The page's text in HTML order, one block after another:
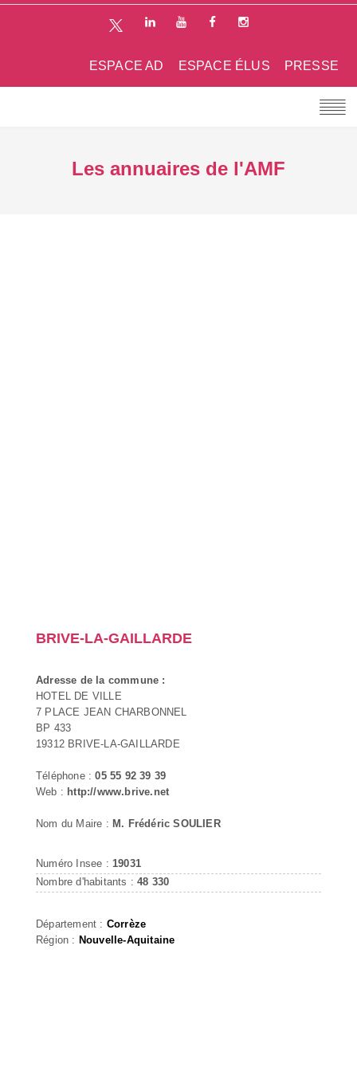
PRESSE
ESPACE ÉLUS
ESPACE AD
Les annuaires de l'AMF
BRIVE-LA-GAILLARDE
Adresse de la commune :
HOTEL DE VILLE
7 PLACE JEAN CHARBONNEL
BP 433
19312 BRIVE-LA-GAILLARDE
Téléphone :05 55 92 39 39
Web : http://www.brive.net
Nom du Maire : M. Frédéric SOULIER
Numéro Insee : 19031
Nombre d'habitants :48 330
Département : Corrèze
Région : Nouvelle-Aquitaine